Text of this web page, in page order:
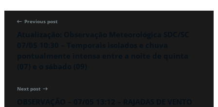
Previous post
Next post